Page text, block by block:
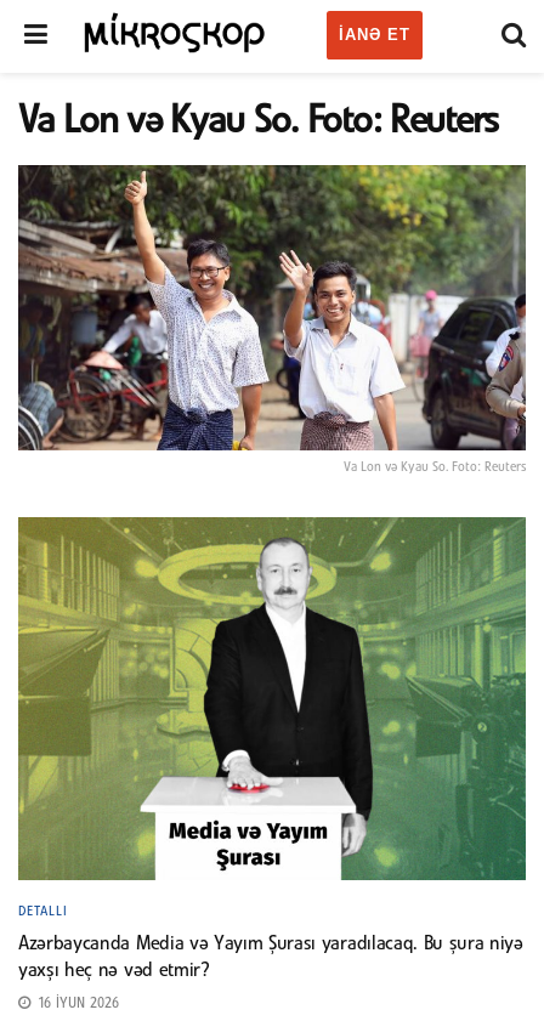
IANƏ ET
Va Lon və Kyau So. Foto: Reuters
Va Lon və Kyau So. Foto: Reuters
DETALLI
Azərbaycanda Media və Yayım Şurası yaradılacaq. Bu şura niyə
yaxşı heç nə vəd etmir?
16 İYUN 2026